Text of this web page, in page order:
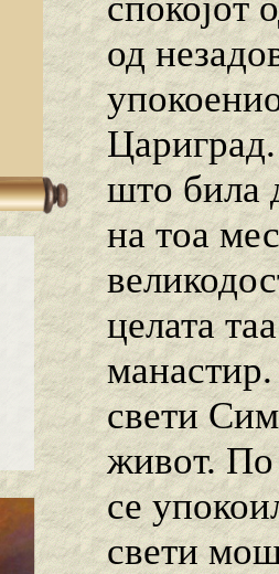
од
што била
на тоа
целата
свети
живот. По
се
свети